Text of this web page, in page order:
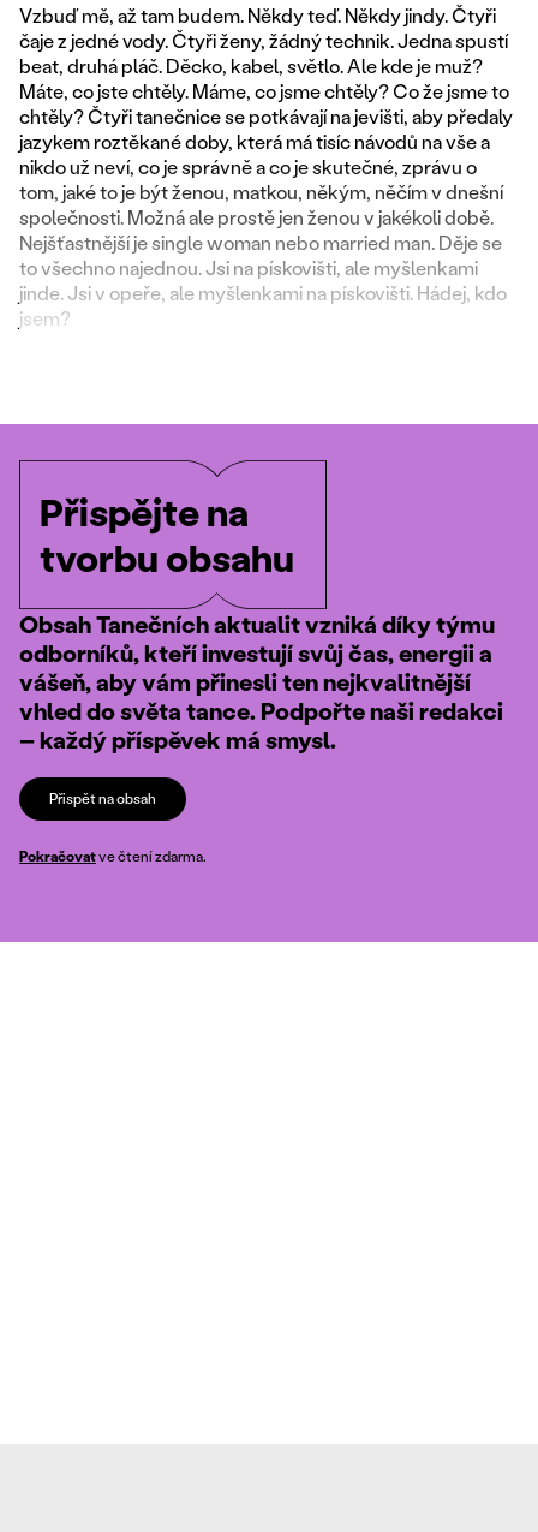
Vzbuď mě, až tam budem. Někdy teď. Někdy jindy. Čtyři
čaje z jedné vody. Čtyři ženy, žádný technik. Jedna spustí
beat, druhá pláč. Děcko, kabel, světlo. Ale kde je muž?
Máte, co jste chtěly. Máme, co jsme chtěly? Co že jsme to
chtěly? Čtyři tanečnice se potkávají na jevišti, aby předaly
jazykem roztěkané doby, která má tisíc návodů na vše a
nikdo už neví, co je správně a co je skutečné, zprávu o
tom, jaké to je být ženou, matkou, někým, něčím v dnešní
společnosti. Možná ale prostě jen ženou v jakékoli době.
Nejšťastnější je single woman nebo married man. Děje se
to všechno najednou. Jsi na pískovišti, ale myšlenkami
jinde. Jsi v opeře, ale myšlenkami na pískovišti. Hádej, kdo
jsem?
Přispějte na
tvorbu obsahu
Obsah Tanečních aktualit vzniká díky týmu
odborníků, kteří investují svůj čas, energii a
vášeň, aby vám přinesli ten nejkvalitnější
vhled do světa tance. Podpořte naši redakci
– každý příspěvek má smysl.
Přispět na obsah
Pokračovatve čtení zdarma.